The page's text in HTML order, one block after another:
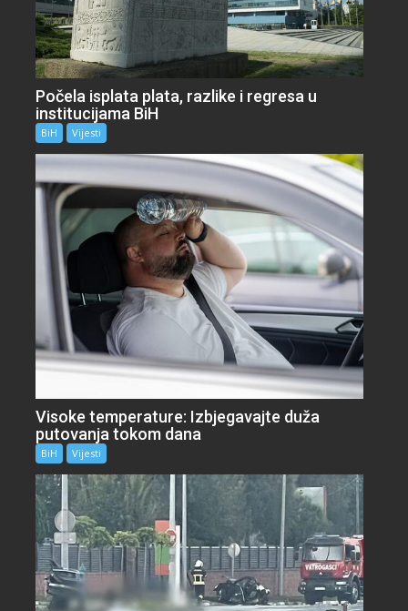
Počela isplata plata, razlike i regresa u
institucijama BiH
BiH Vijesti
Visoke temperature: Izbjegavajte duža
putovanja tokom dana
BiH Vijesti